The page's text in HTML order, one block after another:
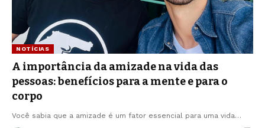
NOTÍCIAS
A importância da amizade na vida das
pessoas: benefícios para a mente e para o
corpo
Você sabia que a amizade é um fator essencial para uma vida…